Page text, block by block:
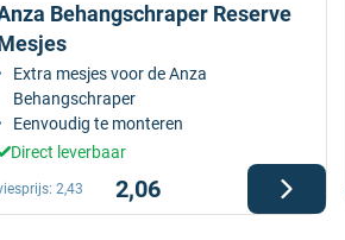
Behangschraper Reserve
Extra mesjes voor de Anza
Behangschraper
Eenvoudig te monteren
Direct leverbaar
2,06
2,43